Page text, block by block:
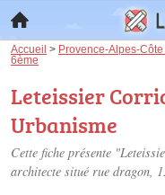
Accueil > Provence-Alpes-
6ème
Leteissier
Urbanisme
Cette fiche présente
architecte situé rue dragon,